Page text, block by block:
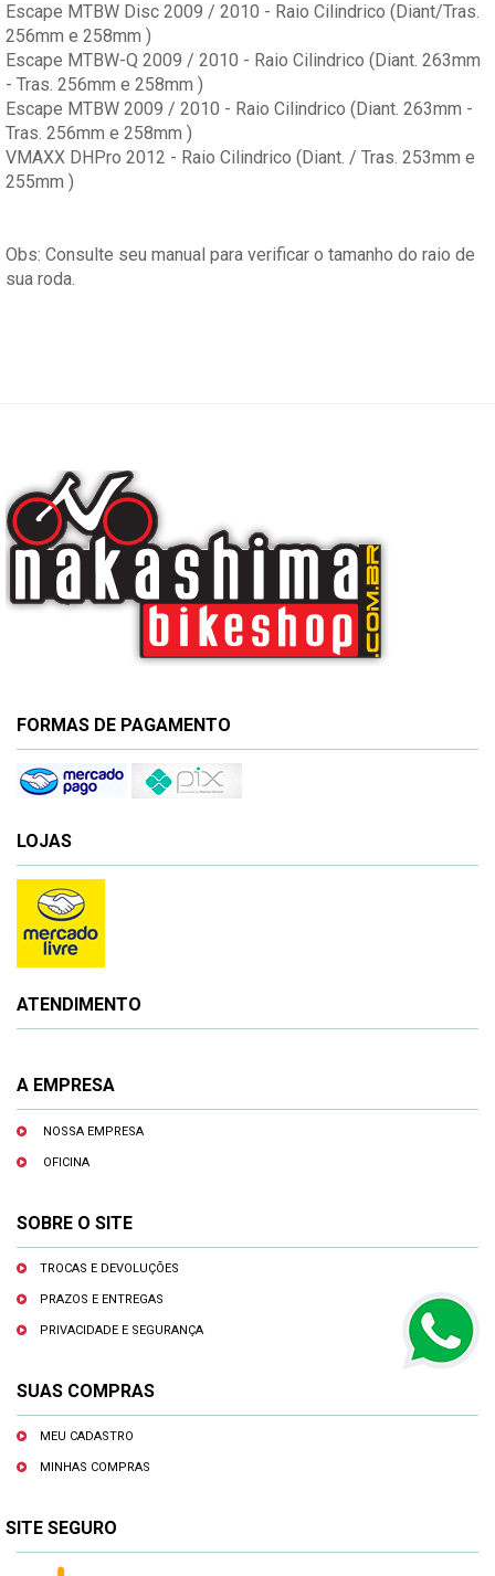
Escape MTBW Disc 2009 / 2010 - Raio Cilindrico (Diant/Tras.
256mm e 258mm )
Escape MTBW-Q 2009 / 2010 - Raio Cilindrico (Diant. 263mm
- Tras. 256mm e 258mm )
Escape MTBW 2009 / 2010 - Raio Cilindrico (Diant. 263mm -
Tras. 256mm e 258mm )
VMAXX DHPro 2012 - Raio Cilindrico (Diant. / Tras. 253mm e
255mm )
Obs: Consulte seu manual para verificar o tamanho do raio de
sua roda.
FORMAS DE PAGAMENTO
LOJAS
ATENDIMENTO
A EMPRESA
NOSSA EMPRESA
OFICINA
SOBRE O SITE
TROCAS E DEVOLUÇÕES
PRAZOS E ENTREGAS
PRIVACIDADE E SEGURANÇA
SUAS COMPRAS
MEU CADASTRO
MINHAS COMPRAS
SITE SEGURO